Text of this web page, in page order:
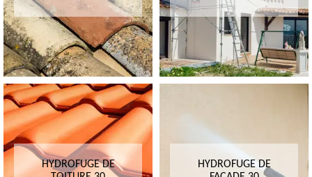
HYDROFUGE DE
HYDROFUGE DE